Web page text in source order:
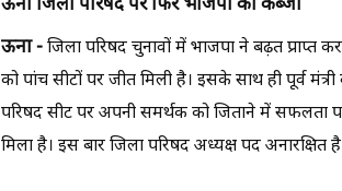
ऊना जिला परिषद पर फिर भाजपा का कब्जा
ऊना -जिला परिषद चुनावों में भाजपा ने बढ़त प्राप्त
को पांच सीटों पर जीत मिली है। इसके साथ ही पूर्व
परिषद सीट पर अपनी समर्थक को जिताने में सफलता
मिला है। इस बार जिला परिषद अध्यक्ष पद अनारक्षित